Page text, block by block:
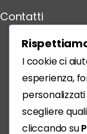
Contatti
I cookie ci
esperienza,
scegliere
cliccando su